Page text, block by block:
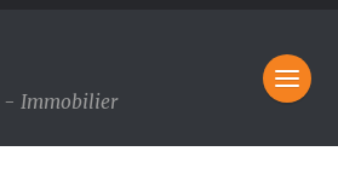
- Immobilier